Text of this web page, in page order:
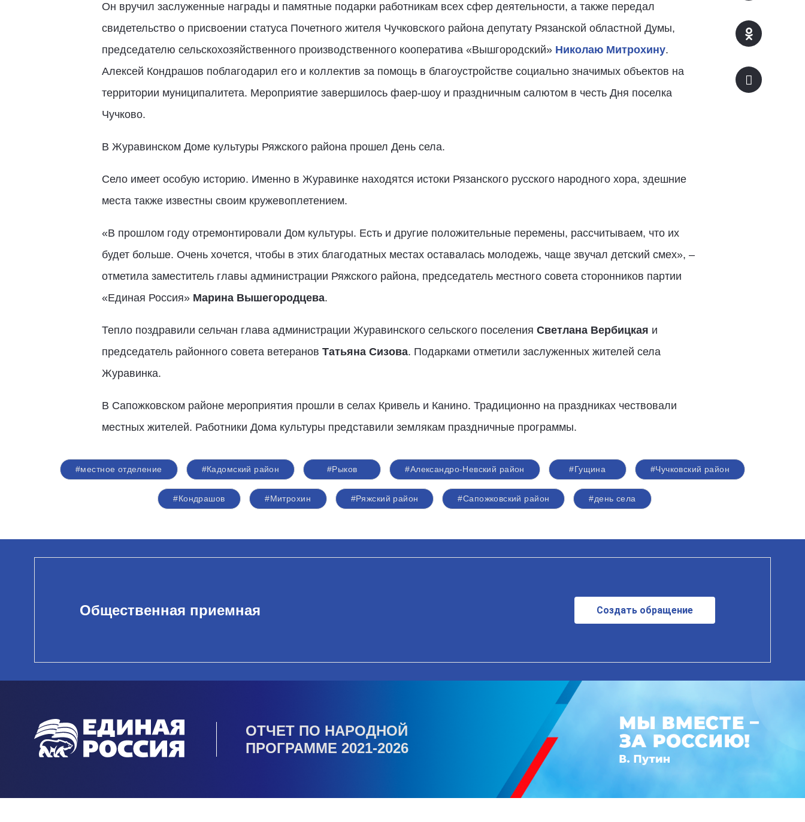
Он вручил заслуженные награды и памятные подарки работникам всех сфер деятельности, а также передал
свидетельство о присвоении статуса Почетного жителя Чучковского района депутату Рязанской областной Думы,
председателю сельскохозяйственного производственного кооператива «Вышгородский» Николаю Митрохину.
Алексей Кондрашов поблагодарил его и коллектив за помощь в благоустройстве социально значимых объектов на
территории муниципалитета. Мероприятие завершилось фаер-шоу и праздничным салютом в честь Дня поселка
Чучково.
В Журавинском Доме культуры Ряжского района прошел День села.
Село имеет особую историю. Именно в Журавинке находятся истоки Рязанского русского народного хора, здешние
места также известны своим кружевоплетением.
«В прошлом году отремонтировали Дом культуры. Есть и другие положительные перемены, рассчитываем, что их
будет больше. Очень хочется, чтобы в этих благодатных местах оставалась молодежь, чаще звучал детский смех», –
отметила заместитель главы администрации Ряжского района, председатель местного совета сторонников партии
«Единая Россия» Марина Вышегородцева.
Тепло поздравили сельчан глава администрации Журавинского сельского поселения Светлана Вербицкая и
председатель районного совета ветеранов Татьяна Сизова. Подарками отметили заслуженных жителей села
Журавинка.
В Сапожковском районе мероприятия прошли в селах Кривель и Канино. Традиционно на праздниках чествовали
местных жителей. Работники Дома культуры представили землякам праздничные программы.
#местное отделение #Кадомский район #Рыков #Александро-Невский район #Гущина #Чучковский район
#Кондрашов #Митрохин #Ряжский район #Сапожковский район #день села
Общественная приемная Создать обращение
ОТЧЕТ ПО НАРОДНОЙ
ПРОГРАММЕ 2021-2026